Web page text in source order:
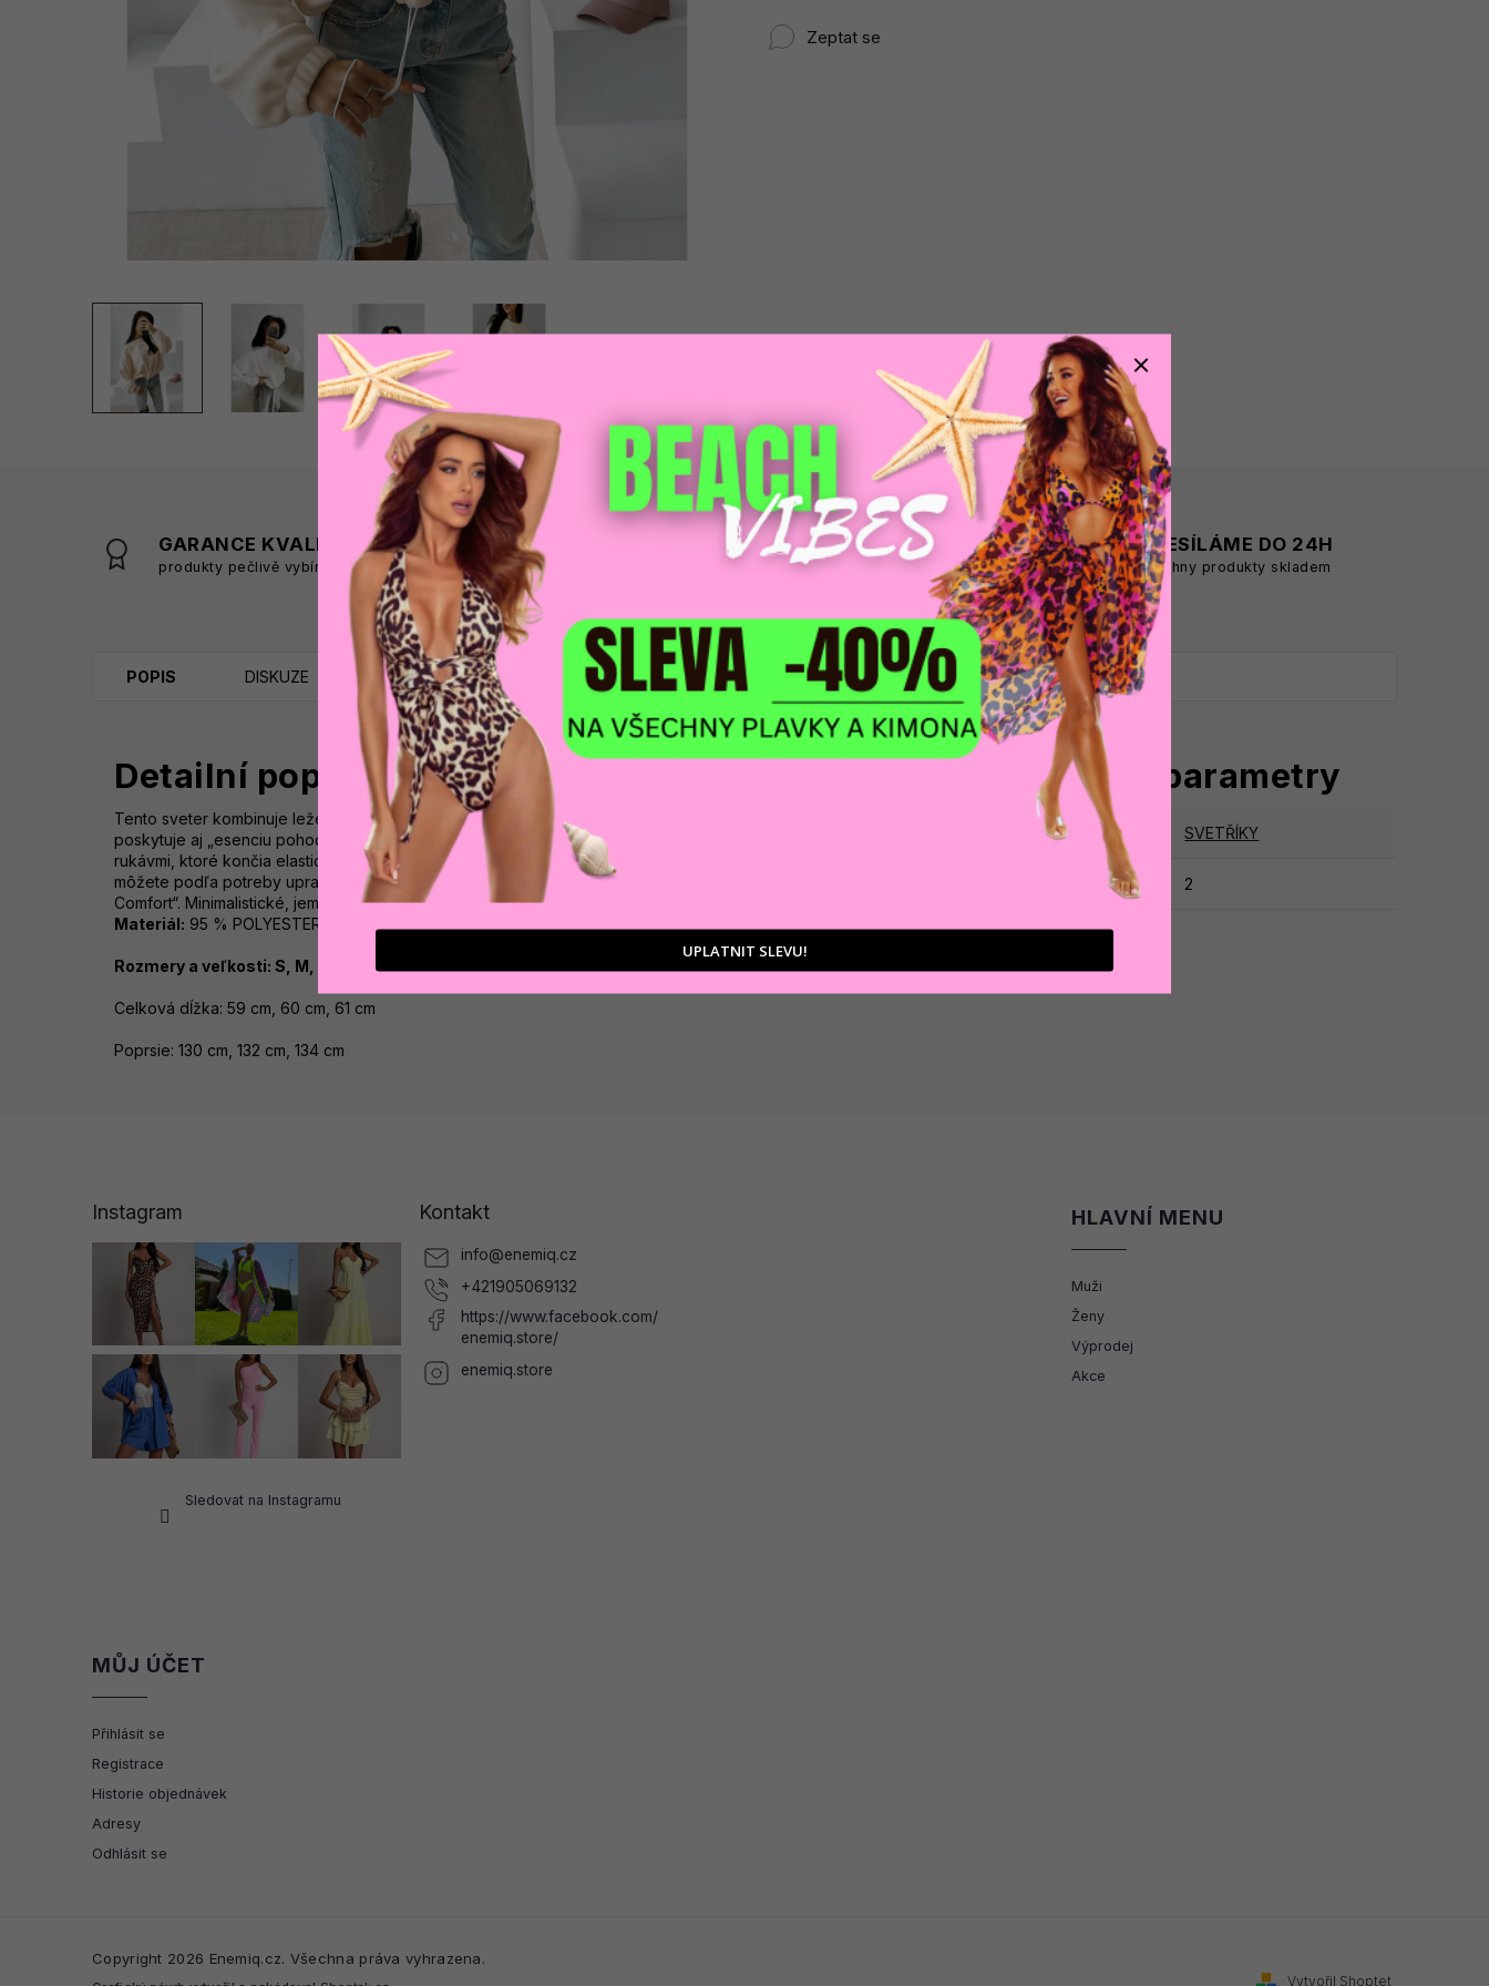
Zeptat se
GARANCE KVALITY
produkty pečlivě vybíráme
POMŮŽEME VÁM
s výběrem produktů
DOPRAVA ZDARMA
na adresu nebo pobočku
ODESÍLÁME DO 24H
všechny produkty skladem
POPIS DISKUZE
Detailní popis produktu
Tento sveter kombinuje ležérny strih s mäkkou, špeciálne štruktúrovanou tkaninou, ktorá je nielen štýlová, ale
poskytuje aj „esenciu pohodlia“ v každodennom živote. Voľný, oversized strih so zníženými ramenami a širokými
rukávmi, ktoré končia elastickým strihom. Spodná časť svetra sa dá nastaviť diskrétnou šnúrkou (troczek), takže si
môžete podľa potreby upraviť jeho plnosť a tvar. Veľkolepé, veľké logo OLAVOGA s nápisom „Essence of
Comfort“. Minimalistické, jemné vyšívané logo pre čistý vzhľad.
Materiál: 95 % POLYESTER, 5 % ELASTAN
Rozmery a veľkosti: S, M, L
Celková dĺžka: 59 cm, 60 cm, 61 cm
Poprsie: 130 cm, 132 cm, 134 cm
Doplňkové parametry
Kategorie: SVETŘÍKY
2
Instagram
Sledovat na Instagramu
Kontakt
info@enemiq.cz
+421905069132
https://www.facebook.com/
enemiq.store/
enemiq.store
HLAVNÍ MENU
Muži
Ženy
Výprodej
Akce
MŮJ ÚČET
Přihlásit se
Registrace
Historie objednávek
Adresy
Odhlásit se
Vytvořil Shoptet
Copyright 2026 Enemiq.cz. Všechna práva vyhrazena.
UPLATNIT SLEVU!